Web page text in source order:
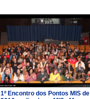
1º Encontro dos Pontos MIS de